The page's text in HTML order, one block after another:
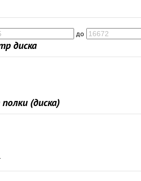
до
диска
(диска)